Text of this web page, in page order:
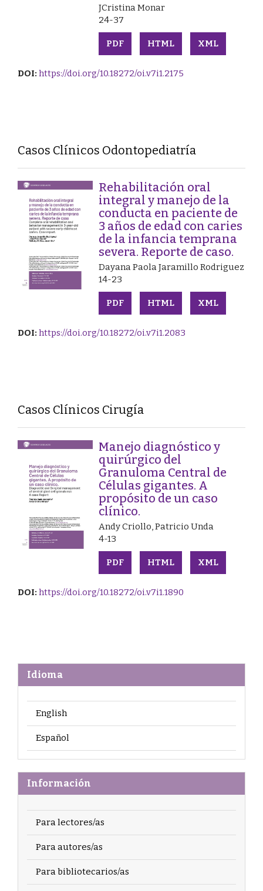
JCristina Monar
24-37
PDF HTML XML
DOI: https://doi.org/10.18272/oi.v7i1.2175
Casos Clínicos Odontopediatría
Rehabilitación oral
integral y manejo de la
conducta en paciente de
3 años de edad con caries
de la infancia temprana
severa. Reporte de caso.
Dayana Paola Jaramillo Rodriguez
14-23
PDF HTML XML
DOI: https://doi.org/10.18272/oi.v7i1.2083
Casos Clínicos Cirugía
Manejo diagnóstico y
quirúrgico del
Granuloma Central de
Células gigantes. A
propósito de un caso
clínico.
Andy Criollo, Patricio Unda
4-13
PDF HTML XML
DOI: https://doi.org/10.18272/oi.v7i1.1890
Idioma
English
Español
Información
Para lectores/as
Para autores/as
Para bibliotecarios/as